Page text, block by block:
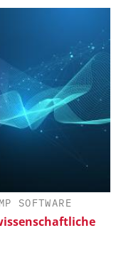
SOFTWARE